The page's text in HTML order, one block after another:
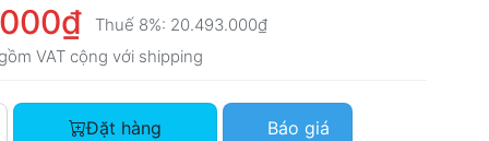
Thuế 8%: 20.493.000₫
VAT cộng với shipping
Trục cuốn giấy ra Epson TU-RC7508 Rewinder
Đặt hàng Báo giá